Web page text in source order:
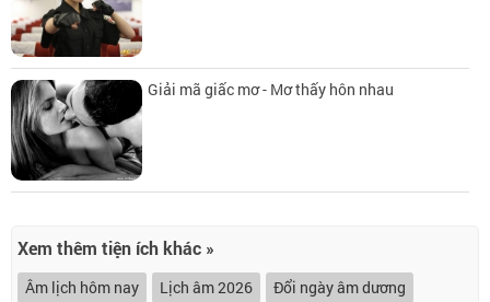
Giải mã giấc mơ - Mơ thấy hôn nhau
Xem thêm tiện ích khác »
Âm lịch hôm nay Lịch âm 2026
Đổi ngày âm dương